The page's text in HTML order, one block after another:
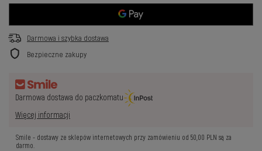
Darmowa i szybka dostawa
Bezpieczne zakupy
Darmowa dostawa do paczkomatu
Więcej informacji
Smile - dostawy ze sklepów internetowych przy zamówieniu od50,00 PLN są za
darmo.